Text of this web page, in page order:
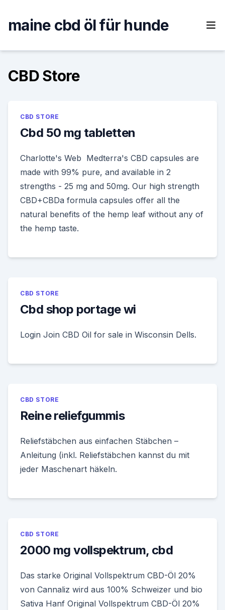
content
maine cbd öl für hunde
CBD Store
CBD STORE
Cbd 50 mg tabletten
Charlotte's Web Medterra's CBD capsules are
made with 99% pure, and available in 2
strengths - 25 mg and 50mg. Our high strength
CBD+CBDa formula capsules offer all the
natural benefits of the hemp leaf without any of
the hemp taste.
CBD STORE
Cbd shop portage wi
Login Join CBD Oil for sale in Wisconsin Dells.
CBD STORE
Reine reliefgummis
Reliefstäbchen aus einfachen Stäbchen –
Anleitung (inkl. Reliefstäbchen kannst du mit
jeder Maschenart häkeln.
CBD STORE
2000 mg vollspektrum, cbd
Das starke Original Vollspektrum CBD-Öl 20%
von Cannaliz wird aus 100% Schweizer und bio
Sativa Hanf Original Vollspektrum CBD-Öl 20%